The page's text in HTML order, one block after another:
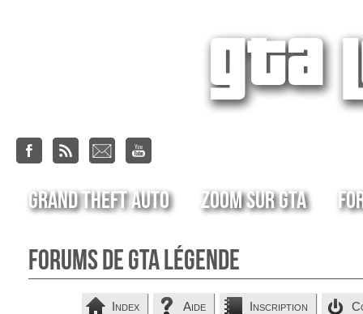
Grand Theft Auto Zoom sur GTA
Forums de GTA Légende
Index Aide Inscription